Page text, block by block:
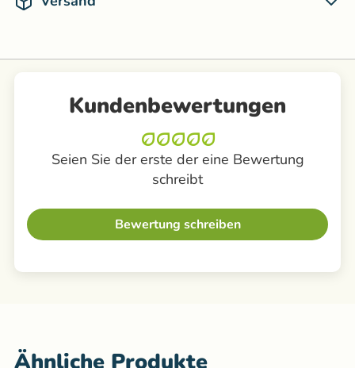
Kundenbewertungen
Seien Sie der erste der eine Bewertung
schreibt
Bewertung schreiben